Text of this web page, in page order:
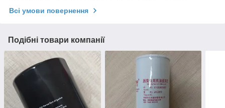
Всі умови повернення
Подібні товари компанії